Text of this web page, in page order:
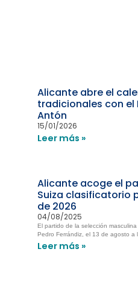
Alicante abre el
tradicionales con el
Antón
15/01/2026
Leer más »
Alicante acoge el
Suiza clasificatorio
de 2026
04/08/2025
El partido de la selección
Pedro Ferrándiz, el 13 de agosto a
Leer más »